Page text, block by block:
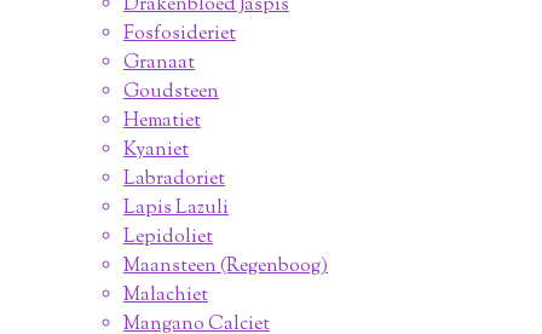
Drakenbloed Jaspis
Fosfosideriet
Granaat
Goudsteen
Hematiet
Kyaniet
Labradoriet
Lapis Lazuli
Lepidoliet
Maansteen (Regenboog)
Malachiet
Mangano Calciet